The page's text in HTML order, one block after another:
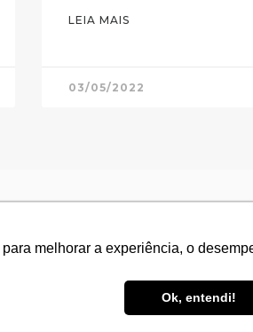
melhorar a experiência, o
Ok, entendi!
melhorar a experiência, o
Ok, entendi!
LEIA MAIS
03/05/2022